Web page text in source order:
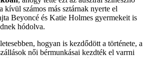
számos más sztárnak nyerte el
Beyoncé és Katie Holmes gyermekeit is
hódolva.
hogyan is kezdődött a története, a
női bérmunkásai kezdték el varrni